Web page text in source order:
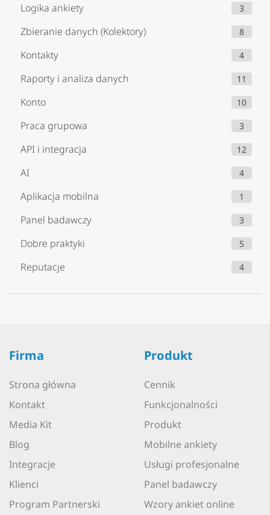
Logika ankiety 3
Zbieranie danych (Kolektory) 8
Kontakty 4
Raporty i analiza danych 11
Konto 10
Praca grupowa 3
API i integracja 12
AI 4
Aplikacja mobilna 1
Panel badawczy 3
Dobre praktyki 5
Reputacje 4
Firma
Strona główna
Kontakt
Media Kit
Blog
Integracje
Klienci
Program Partnerski
Produkt
Cennik
Funkcjonalności
Produkt
Mobilne ankiety
Usługi profesjonalne
Panel badawczy
Wzory ankiet online